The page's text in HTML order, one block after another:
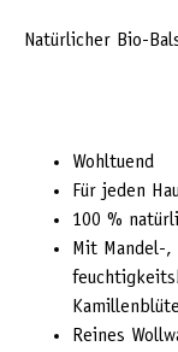
Natürlicher Bio-
Wohltuend
Für jeden
100 %
Mit Mandel-,
Reines